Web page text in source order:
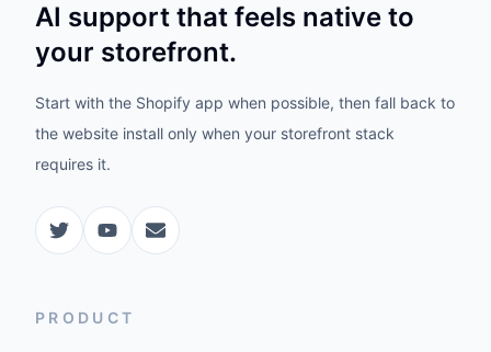
AI support that feels native to
your storefront.
Start with the Shopify app when possible, then fall back to
the website install only when your storefront stack
requires it.
PRODUCT